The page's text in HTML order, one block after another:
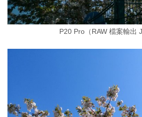
P20 Pro（RAW 檔案輸出